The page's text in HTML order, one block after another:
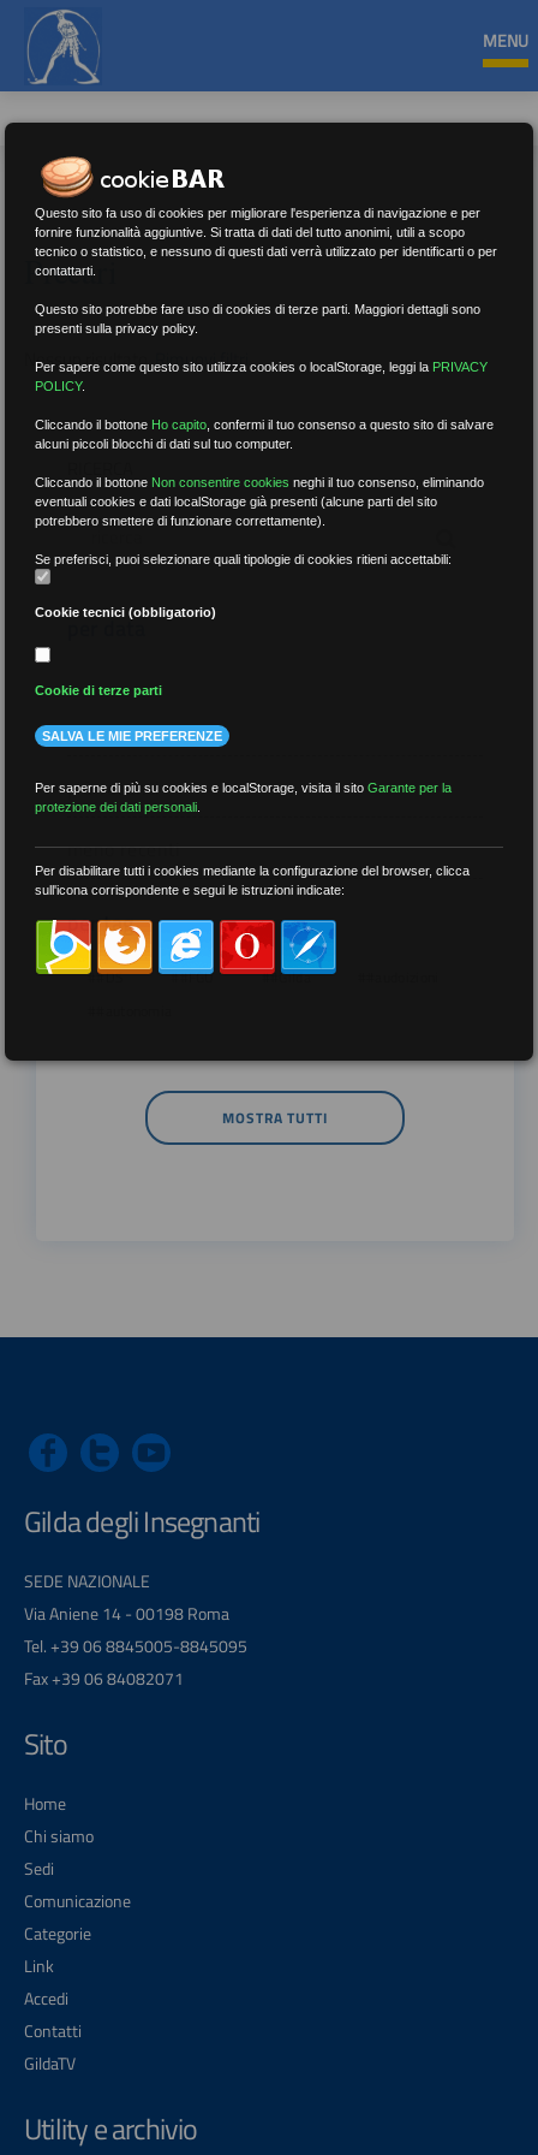
MENU
Precari
Nessun risultato.Rimuovi filtri
per data
più recenti
meno recenti
per tag
##DS ##FGU ##Gilda
MOSTRA TUTTI
Gilda degli Insegnanti
SEDE NAZIONALE
Via Aniene 14 - 00198 Roma
Tel. +39 06 8845005-8845095
Fax +39 06 84082071
Sito
Home
Chi siamo
Sedi
Comunicazione
Categorie
Link
Accedi
Contatti
GildaTV
Utility e archivio
Questo sito fa uso di cookies per migliorare l'esperienza di navigazione e per
fornire funzionalità aggiuntive. Si tratta di dati del tutto anonimi, utili a scopo
tecnico o statistico, e nessuno di questi dati verrà utilizzato per identificarti o per
contattarti.
Questo sito potrebbe fare uso di cookies di terze parti. Maggiori dettagli sono
presenti sulla privacy policy.
Per sapere come questo sito utilizza cookies o localStorage, leggi la PRIVACY
POLICY.
Cliccando il bottone Ho capito ,confermi il tuo consenso a questo sito di salvare
alcuni piccoli blocchi di dati sul tuo computer.
Cliccando il bottone Non consentire cookies neghi il tuo consenso, eliminando
eventuali cookies e dati localStorage già presenti (alcune parti del sito
potrebbero smettere di funzionare correttamente).
Se preferisci, puoi selezionare quali tipologie di cookies ritieni accettabili:
Cookie tecnici (obbligatorio)
Cookie di terze parti
SALVA LE MIE PREFERENZE
Per saperne di più su cookies e localStorage, visita il sitoGarante per la
protezione dei dati personali
Per disabilitare tutti i cookies mediante la configurazione del browser, clicca
sull'icona corrispondente e segui le istruzioni indicate: